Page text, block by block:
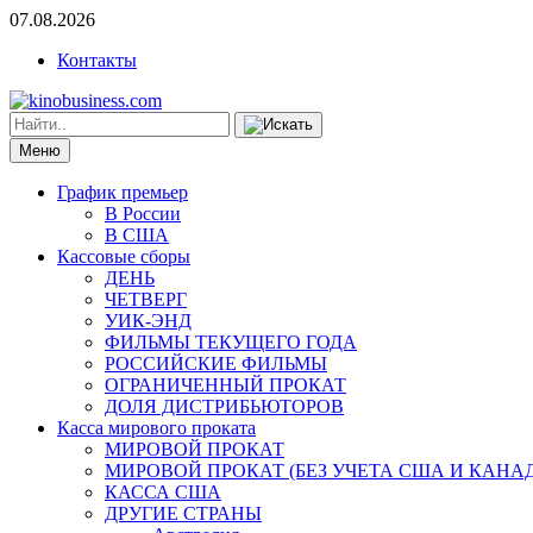
07.08.2026
Контакты
Меню
График премьер
В России
В США
Кассовые сборы
ДЕНЬ
ЧЕТВЕРГ
УИК-ЭНД
ФИЛЬМЫ ТЕКУЩЕГО ГОДА
РОССИЙСКИЕ ФИЛЬМЫ
ОГРАНИЧЕННЫЙ ПРОКАТ
ДОЛЯ ДИСТРИБЬЮТОРОВ
Касса мирового проката
МИРОВОЙ ПРОКАТ
МИРОВОЙ ПРОКАТ (БЕЗ УЧЕТА США И
КАССА США
ДРУГИЕ СТРАНЫ